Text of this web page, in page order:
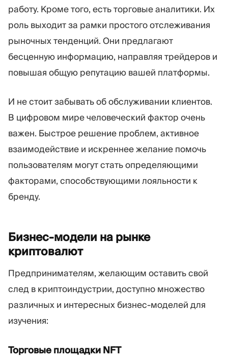
работу. Кроме того, есть торговые аналитики. Их
роль выходит за рамки простого отслеживания
рыночных тенденций. Они предлагают
бесценную информацию, направляя трейдеров и
повышая общую репутацию вашей платформы.
И не стоит забывать об обслуживании клиентов.
В цифровом мире человеческий фактор очень
важен. Быстрое решение проблем, активное
взаимодействие и искреннее желание помочь
пользователям могут стать определяющими
факторами, способствующими лояльности к
бренду.
Бизнес-модели на рынке
криптовалют
Предпринимателям, желающим оставить свой
след в криптоиндустрии, доступно множество
различных и интересных бизнес-моделей для
изучения:
Торговые площадки NFT